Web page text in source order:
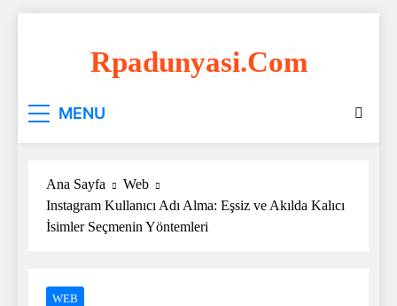
Rpadunyasi.com
Çözümleri!
MENU
Ana Sayfa
Web
Instagram Kullanıcı Adı Alma: Eşsiz ve Akılda Kalıcı
İsimler Seçmenin Yöntemleri
WEB